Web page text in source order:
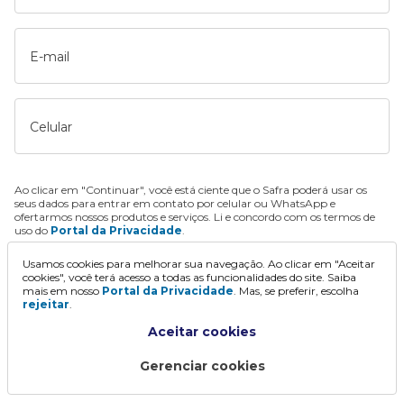
E-mail
Celular
Ao clicar em "Continuar", você está ciente que o Safra poderá usar os
seus dados para entrar em contato por celular ou WhatsApp e
ofertarmos nossos produtos e serviços. Li e concordo com os termos de
uso do Portal da Privacidade.
Continuar
Usamos cookies para melhorar sua navegação. Ao clicar em "Aceitar
cookies", você terá acesso a todas as funcionalidades do site. Saiba
mais em nosso Portal da Privacidade. Mas, se preferir, escolha
rejeitar.
Aceitar cookies
Gerenciar cookies